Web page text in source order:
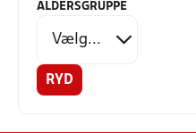
ALDERSGRUPPE
RYD